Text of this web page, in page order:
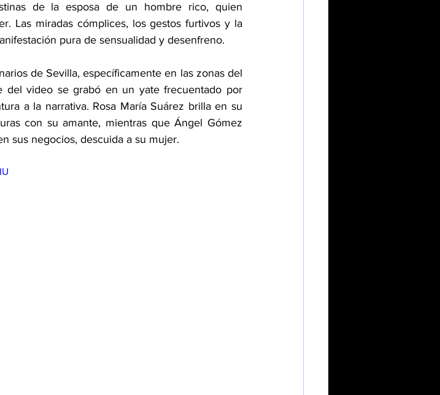
de la esposa de un hombre rico, quien
Las miradas cómplices, los gestos furtivos y la
pura de sensualidad y desenfreno.
de Sevilla, específicamente en las zonas del
del video se grabó en un yate frecuentado por
a la narrativa. Rosa María Suárez brilla en su
con su amante, mientras que Ángel Gómez
sus negocios, descuida a su mujer.